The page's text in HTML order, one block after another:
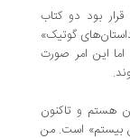
بود دو کتاب
گوتیک»
این امر صورت
هستم و تاکنون
بیستم» است. من